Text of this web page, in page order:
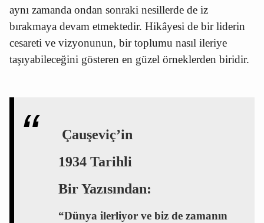
aynı zamanda ondan sonraki nesillerde de iz
bırakmaya devam etmektedir. Hikâyesi de bir liderin
cesareti ve vizyonunun, bir toplumu nasıl ileriye
taşıyabileceğini gösteren en güzel örneklerden biridir.
Çauşeviç’in
1934 Tarihli
Bir Yazısından:
“Dünya ilerliyor ve biz de zamanın